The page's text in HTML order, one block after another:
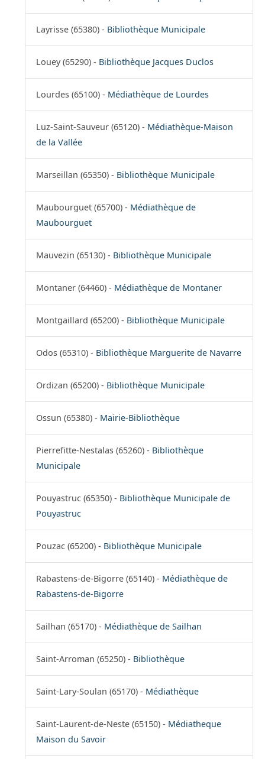
Layrisse (65380) - Bibliothèque Municipale
Louey (65290) - Bibliothèque Jacques Duclos
Lourdes (65100) - Médiathèque de Lourdes
Luz-Saint-Sauveur (65120) - Médiathèque-Maison
de la Vallée
Marseillan (65350) - Bibliothèque Municipale
Maubourguet (65700) - Médiathèque de
Maubourguet
Mauvezin (65130) - Bibliothèque Municipale
Montaner (64460) - Médiathèque de Montaner
Montgaillard (65200) - Bibliothèque Municipale
Odos (65310) - Bibliothèque Marguerite de Navarre
Ordizan (65200) - Bibliothèque Municipale
Ossun (65380) - Mairie-Bibliothèque
Pierrefitte-Nestalas (65260) - Bibliothèque
Municipale
Pouyastruc (65350) - Bibliothèque Municipale de
Pouyastruc
Pouzac (65200) - Bibliothèque Municipale
Rabastens-de-Bigorre (65140) - Médiathèque de
Rabastens-de-Bigorre
Sailhan (65170) - Médiathèque de Sailhan
Saint-Arroman (65250) - Bibliothèque
Saint-Lary-Soulan (65170) - Médiathèque
Saint-Laurent-de-Neste (65150) - Médiatheque
Maison du Savoir